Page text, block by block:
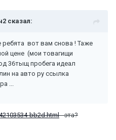
сказал:
вот вам снова ! Таже
цене (мои товагищи
36тыщ пробега идеал
на авто ру ссылка
...
bb2d.html- эта?